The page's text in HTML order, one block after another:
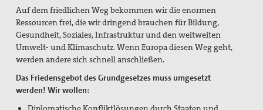
Auf dem friedlichen Weg bekommen wir die enormen
Ressourcen frei, die wir dringend brauchen für Bildung,
Gesundheit, Soziales, Infrastruktur und den weltweiten
Umwelt- und Klimaschutz. Wenn Europa diesen Weg geht,
werden andere sich schnell anschließen.
Das Friedensgebot des Grundgesetzes muss umgesetzt
werden! Wir wollen: